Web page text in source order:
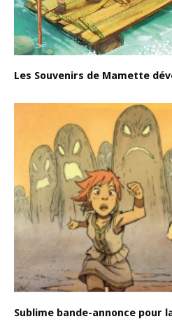
Les Souvenirs de Mamette
Sublime bande-annonce pour